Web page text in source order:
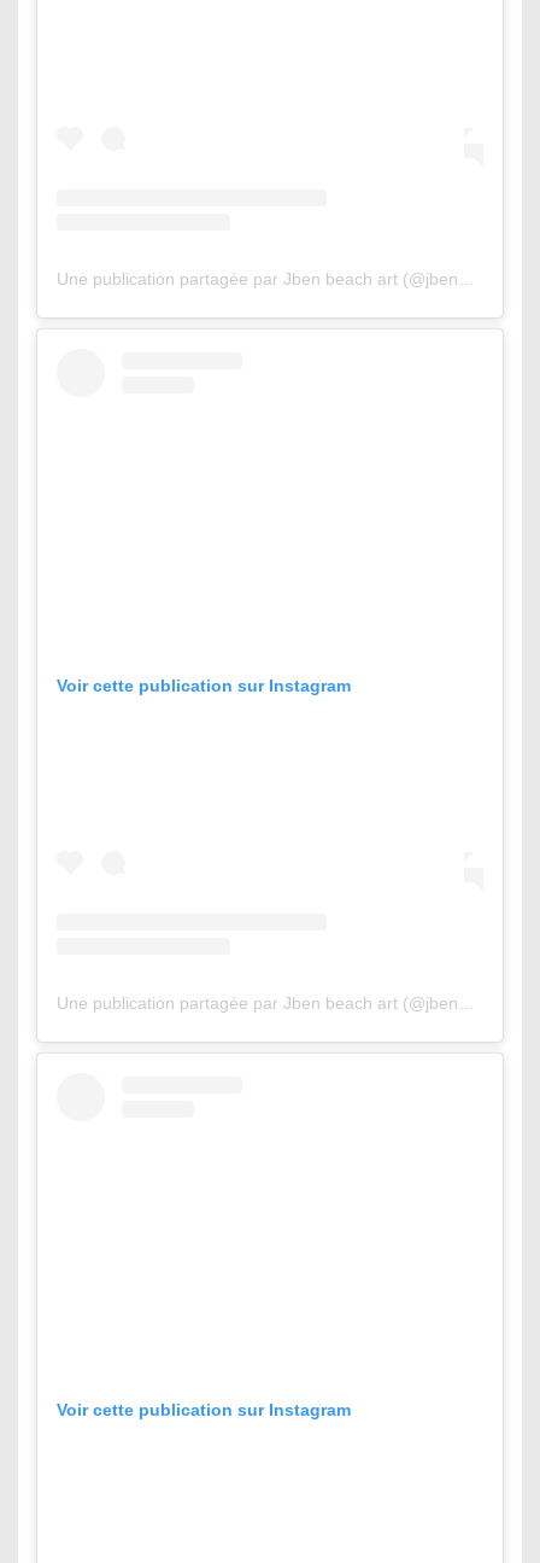
Une publication partagée par Jben beach art (@jbenart)
Voir cette publication sur Instagram
Une publication partagée par Jben beach art (@jbenart)
Voir cette publication sur Instagram